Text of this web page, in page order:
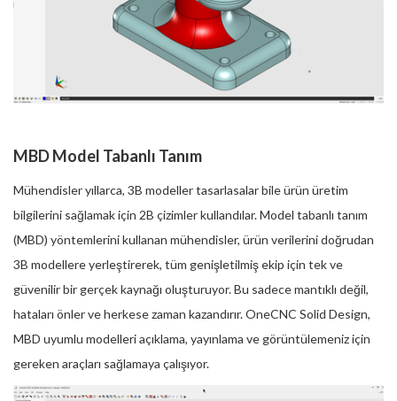
MBD Model Tabanlı Tanım
Mühendisler yıllarca, 3B modeller tasarlasalar bile ürün üretim
bilgilerini sağlamak için 2B çizimler kullandılar. Model tabanlı tanım
(MBD) yöntemlerini kullanan mühendisler, ürün verilerini doğrudan
3B modellere yerleştirerek, tüm genişletilmiş ekip için tek ve
güvenilir bir gerçek kaynağı oluşturuyor. Bu sadece mantıklı değil,
hataları önler ve herkese zaman kazandırır. OneCNC Solid Design,
MBD uyumlu modelleri açıklama, yayınlama ve görüntülemeniz için
gereken araçları sağlamaya çalışıyor.